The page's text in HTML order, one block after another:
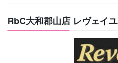
RbC大和郡山店 レヴェイユ